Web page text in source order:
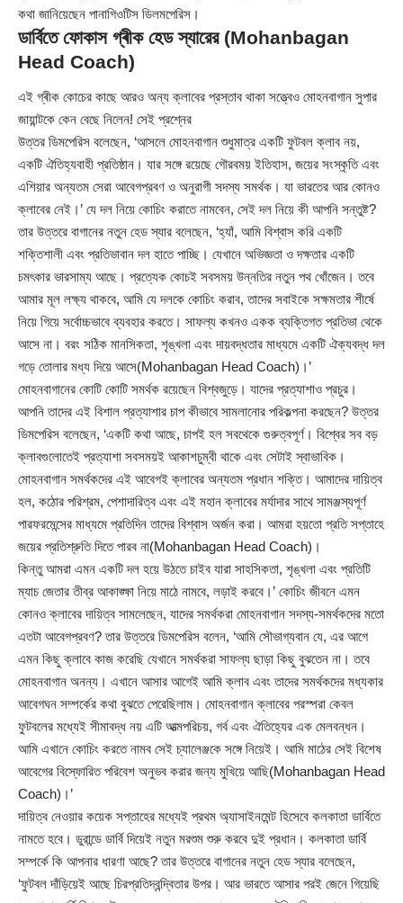
কথা জানিয়েছেন পানাগিওটিস ডিলমপেরিস।
ডার্বিতে ফোকাস গ্ৰীক হেড স্যারের (Mohanbagan
Head Coach)
এই গ্ৰীক কোচের কাছে আরও অন্য ক্লাবের প্রস্তাব থাকা সত্ত্বেও মোহনবাগান সুপার
জায়ান্টকে কেন বেছে নিলেন! সেই প্রশ্নের
উত্তর ডিমপেরিস বলেছেন, ‘আসলে মোহনবাগান শুধুমাত্র একটি ফুটবল ক্লাব নয়,
একটি ঐতিহ্যবাহী প্রতিষ্ঠান। যার সঙ্গে রয়েছে গৌরবময় ইতিহাস, জয়ের সংস্কৃতি এবং
এশিয়ার অন্যতম সেরা আবেগপ্রবণ ও অনুরাগী সদস্য সমর্থক। যা ভারতের আর কোনও
ক্লাবের নেই।’ যে দল নিয়ে কোচিং করাতে নামবেন, সেই দল নিয়ে কী আপনি সন্তুষ্ট?
তার উত্তরে বাগানের নতুন হেড স্যার বলেছেন, ‘হ্যাঁ, আমি বিশ্বাস করি একটি
শক্তিশালী এবং প্রতিভাবান দল হাতে পাচ্ছি। যেখানে অভিজ্ঞতা ও দক্ষতার একটি
চমৎকার ভারসাম্য আছে। প্রত্যেক কোচই সবসময় উন্নতির নতুন পথ খোঁজেন। তবে
আমার মূল লক্ষ্য থাকবে, আমি যে দলকে কোচিং করাব, তাদের সবাইকে সক্ষমতার শীর্ষে
নিয়ে গিয়ে সর্বোচ্চভাবে ব্যবহার করতে। সাফল্য কখনও একক ব্যক্তিগত প্রতিভা থেকে
আসে না। বরং সঠিক মানসিকতা, শৃঙ্খলা এবং দায়বদ্ধতার মাধ্যমে একটি ঐক্যবদ্ধ দল
গড়ে তোলার মধ্য দিয়ে আসে(Mohanbagan Head Coach)।’
মোহনবাগানের কোটি কোটি সমর্থক রয়েছেন বিশ্বজুড়ে। যাদের প্রত্যাশাও প্রচুর।
আপনি তাদের এই বিশাল প্রত্যাশার চাপ কীভাবে সামলানোর পরিকল্পনা করছেন? উত্তর
ডিমপেরিস বলেছেন, ‘একটি কথা আছে, চাপই হল সবথেকে গুরুত্বপূর্ণ। বিশ্বের সব বড়
ক্লাবগুলোতেই প্রত্যাশা সবসময়ই আকাশচুম্বী থাকে এবং সেটাই স্বাভাবিক।
মোহনবাগান সমর্থকদের এই আবেগই ক্লাবের অন্যতম প্রধান শক্তি। আমাদের দায়িত্ব
হল, কঠোর পরিশ্রম, পেশাদারিত্ব এবং এই মহান ক্লাবের মর্যাদার সাথে সামঞ্জস্যপূর্ণ
পারফরমেন্সের মাধ্যমে প্রতিদিন তাদের বিশ্বাস অর্জন করা। আমরা হয়তো প্রতি সপ্তাহে
জয়ের প্রতিশ্রুতি দিতে পারব না(Mohanbagan Head Coach)।
কিন্তু আমরা এমন একটি দল হয়ে উঠতে চাইব যারা সাহসিকতা, শৃঙ্খলা এবং প্রতিটি
ম্যাচ জেতার তীব্র আকাঙ্ক্ষা নিয়ে মাঠে নামবে, লড়াই করবে।’ কোচিং জীবনে এমন
কোনও ক্লাবের দায়িত্ব সামলেছেন, যাদের সমর্থকরা মোহনবাগান সদস্য-সমর্থকদের মতো
এতটা আবেগপ্রবণ? তার উত্তরে ডিমপেরিস বলেন, ‘আমি সৌভাগ্যবান যে, এর আগে
এমন কিছু ক্লাবে কাজ করেছি যেখানে সমর্থকরা সাফল্য ছাড়া কিছু বুঝতেন না। তবে
মোহনবাগান অনন্য। এখানে আসার আগেই আমি ক্লাব এবং তাদের সমর্থকদের মধ্যকার
আবেগঘন সম্পর্কের কথা বুঝতে পেরেছিলাম। মোহনবাগান ক্লাবের পরস্পরা কেবল
ফুটবলের মধ্যেই সীমাবদ্ধ নয় এটি আত্মপরিচয়, গর্ব এবং ঐতিহ্যের এক মেলবন্ধন।
আমি এখানে কোচিং করতে নামব সেই চ্যালেঞ্জকে সঙ্গে নিয়েই। আমি মাঠের সেই বিশেষ
আবেগের বিস্ফোরিত পরিবেশ অনুভব করার জন্য মুখিয়ে আছি(Mohanbagan Head
Coach)।’
দায়িত্ব নেওয়ার কয়েক সপ্তাহের মধ্যেই প্রথম অ্যাসাইনমেন্ট হিসেবে কলকাতা ডার্বিতে
নামতে হবে। ডুরান্ডে ডার্বি দিয়েই নতুন মরশুম শুরু করবে দুই প্রধান। কলকাতা ডার্বি
সম্পর্কে কি আপনার ধারণা আছে? তার উত্তরে বাগানের নতুন হেড স্যার বলেছেন,
‘ফুটবল দাঁড়িয়েই আছে চিরপ্রতিদ্বন্দ্বিতার উপর। আর ভারতে আসার পরই জেনে গিয়েছি